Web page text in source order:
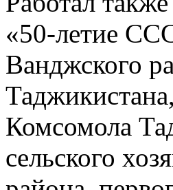
«50-летие
Ванджского
Комсомола
сельского